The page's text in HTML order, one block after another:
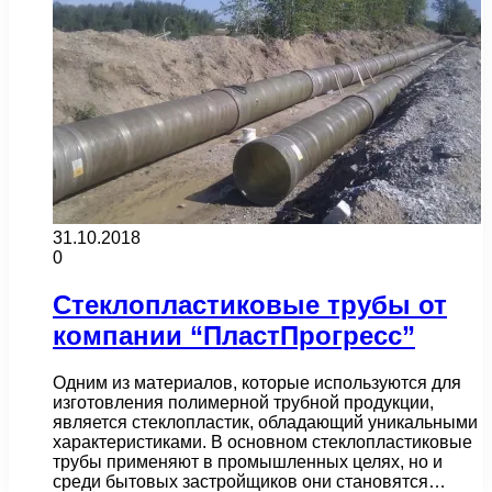
31.10.2018
0
Стеклопластиковые трубы от
компании “ПластПрогресс”
Одним из материалов, которые используются для
изготовления полимерной трубной продукции,
является стеклопластик, обладающий уникальными
характеристиками. В основном стеклопластиковые
трубы применяют в промышленных целях, но и
среди бытовых застройщиков они становятся…